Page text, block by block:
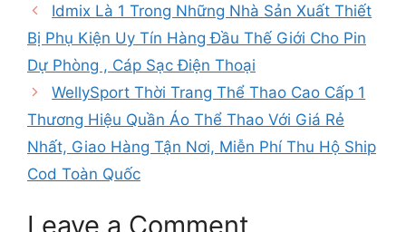
Idmix Là 1 Trong Những Nhà Sản Xuất Thiết
Bị Phụ Kiện Uy Tín Hàng Đầu Thế Giới Cho Pin
Dự Phòng , Cáp Sạc Điện Thoại
WellySport Thời Trang Thể Thao Cao Cấp 1
Thương Hiệu Quần Áo Thể Thao Với Giá Rẻ
Nhất, Giao Hàng Tận Nơi, Miễn Phí Thu Hộ Ship
Cod Toàn Quốc
Leave a Comment